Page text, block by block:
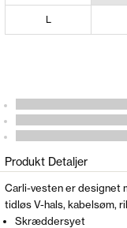
L
Produkt Detaljer
Carli-vesten er designet
tidløs V-hals, kabelsøm,
Skræddersyet